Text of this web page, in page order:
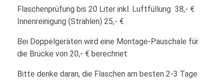
Flaschenprüfung bis 20 Liter inkl. Luftfüllung 38,- €
Innenreinigung (Strahlen) 25,- €
Bei Doppelgeräten wird eine Montage-Pauschale für
die Brücke von 20,- € berechnet.
Bitte denke daran, die Flaschen am besten 2-3 Tage